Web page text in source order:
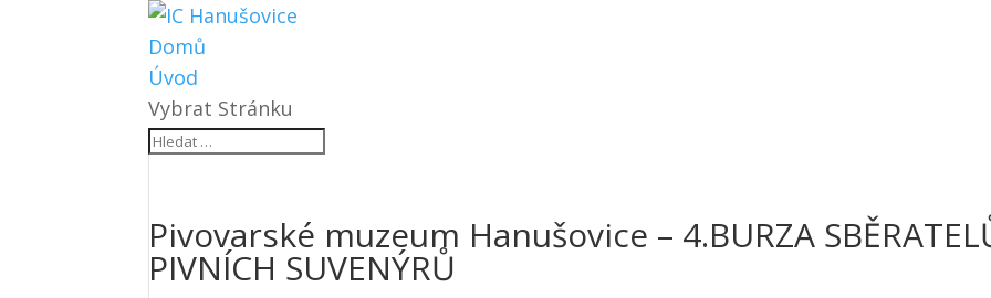
Domů
Úvod
Vybrat Stránku
Pivovarské muzeum Hanušovice – 4.BURZA
PIVNÍCH SUVENÝRŮ